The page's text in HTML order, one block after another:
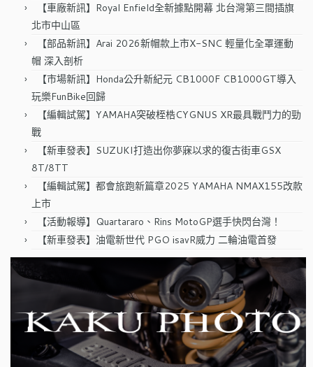
【車廠新訊】Royal Enfield全新據點開幕 北台灣第三間插旗
北市中山區
【部品新訊】Arai 2026新帽款上市X-SNC 輕量化全罩運動
帽 深入剖析
【市場新訊】Honda公升新紀元 CB1000F CB1000GT導入
玩樂FunBike回歸
【編輯試駕】YAMAHA突破桎梏CYGNUS XR最具戰鬥力的勁
戰
【新車發表】SUZUKI打造出你夢寐以求的復古街車GSX
8T/8TT
【編輯試駕】都會旅跑新篇章2025 YAMAHA NMAX155改款
上市
【活動報導】Quartararo、Rins MotoGP選手快閃台灣！
【新車發表】油電新世代 PGO isavR威力 二輪油電首發